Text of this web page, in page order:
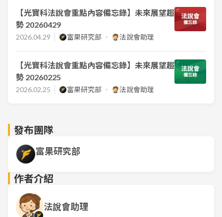
【光寶科法說會重點內容備忘錄】未來展望趨
勢 20260429
2026.04.29 富果研究部 法說會助理
【光寶科法說會重點內容備忘錄】未來展望趨
勢 20260225
2026.02.25 富果研究部 法說會助理
發布團隊
富果研究部
作者介紹
法說會助理